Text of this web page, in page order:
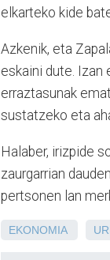
elkarteko kide
Azkenik, eta
eskaini dute. Izan
erraztasunak
sustatzeko eta
Halaber, irizpide
zaurgarrian
pertsonen lan
EKONOMIA